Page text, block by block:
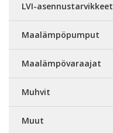
LVI-asennustarvikkeet
Maalämpöpumput
Maalämpövaraajat
Muhvit
Muut